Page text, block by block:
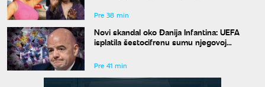
Pre 38 min
Novi skandal oko Đanija Infantina: UEFA
isplatila šestocifrenu sumu njegovoj
Pre 41 min